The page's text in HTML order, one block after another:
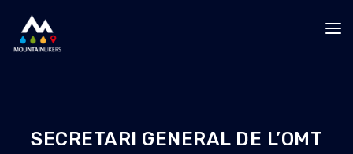
SECRETARI GENERAL DE L’OMT